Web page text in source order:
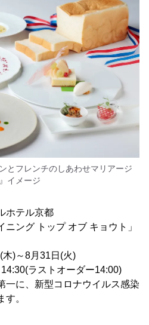
とフレンチのしあわせマリアージ
イメージ
ホテル京都
トップ オブ キョウト」
)～8月31日(火)
ラストオーダー14:00)
に、新型コロナウイルス感染
。